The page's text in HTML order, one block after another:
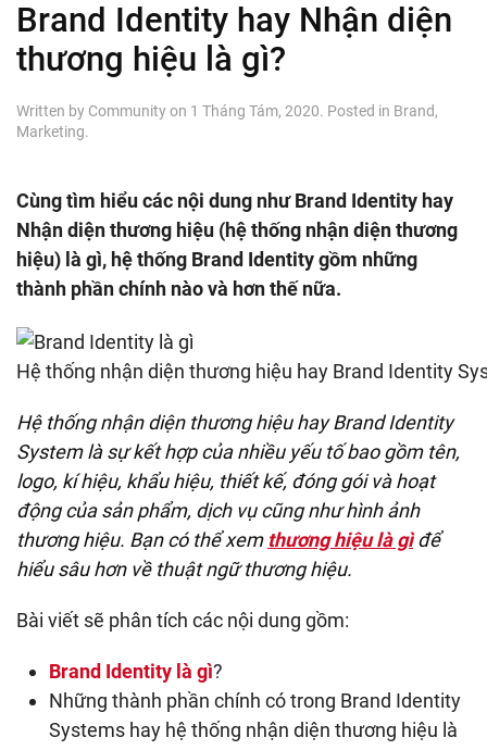
Brand Identity hay Nhận diện
thương hiệu là gì?
Written by Communityon 1 Tháng Tám, 2020. Posted in Brand,
Marketing.
Cùng tìm hiểu các nội dung như Brand Identity hay
Nhận diện thương hiệu (hệ thống nhận diện thương
hiệu) là gì, hệ thống Brand Identity gồm những
thành phần chính nào và hơn thế nữa.
Hệ thống nhận diện thương hiệu hay Brand Identity
Hệ thống nhận diện thương hiệu hay Brand Identity
System là sự kết hợp của nhiều yếu tố bao gồm tên,
logo, kí hiệu, khẩu hiệu, thiết kế, đóng gói và hoạt
động của sản phẩm, dịch vụ cũng như hình ảnh
thương hiệu. Bạn có thể xem thương hiệu là gìđể
hiểu sâu hơn về thuật ngữ thương hiệu.
Bài viết sẽ phân tích các nội dung gồm:
Brand Identity là gì?
Những thành phần chính có trong Brand Identity
Systems hay hệ thống nhận diện thương hiệu là